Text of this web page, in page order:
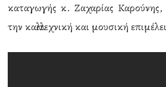
καταγωγής κ. Ζαχαρίας Καρούνης,
την καλλιτεχνική και μουσική